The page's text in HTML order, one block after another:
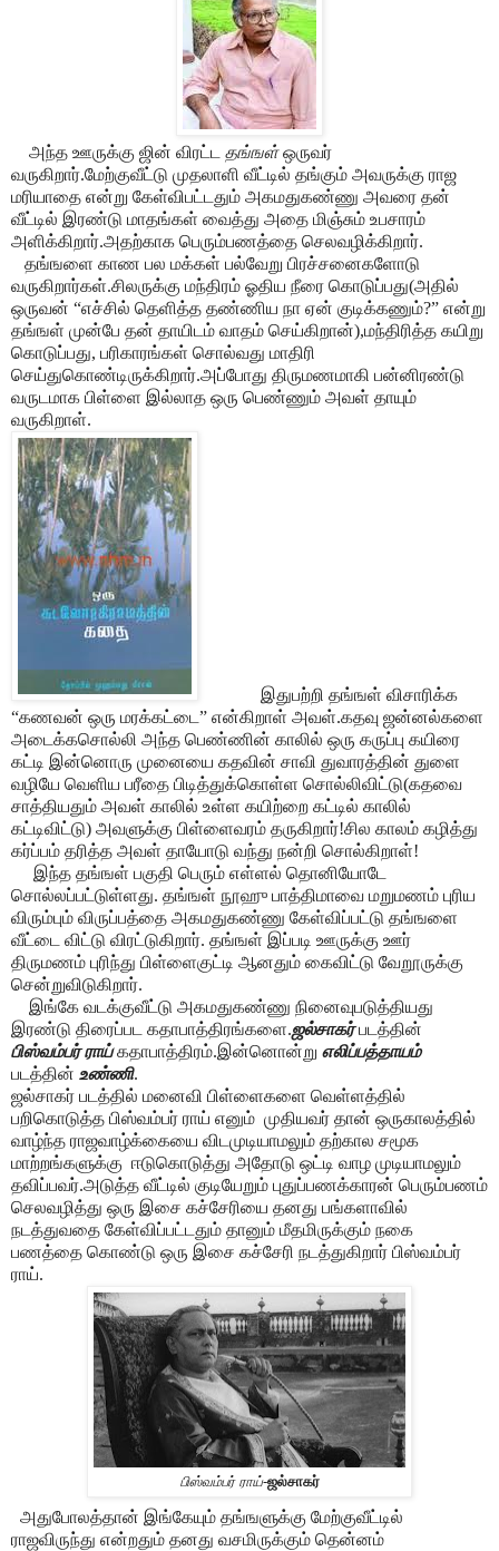
அந்த ஊருக்கு ஜின் விரட்ட தங்ஙள்ஒருவர்
வருகிறார்.மேற்குவீட்டு முதலாளி வீட்டில் தங்கும் அவருக்கு ராஜ
மரியாதை என்று கேள்விபட்டதும் அகமதுகண்ணு அவரை தன்
வீட்டில் இரண்டு மாதங்கள் வைத்து அதை மிஞ்சும் உபசாரம்
அளிக்கிறார்.அதற்காக பெரும்பணத்தை செலவழிக்கிறார்.
தங்ஙளை காண பல மக்கள் பல்வேறு பிரச்சனைகளோடு
வருகிறார்கள்.சிலருக்கு மந்திரம் ஓதிய நீரை கொடுப்பது(அதில்
ஒருவன் “எச்சில் தெளித்த தண்ணிய நா ஏன் குடிக்கணும்?” என்று
தங்ஙள் முன்பே தன் தாயிடம் வாதம் செய்கிறான்),மந்திரித்த கயிறு
கொடுப்பது, பரிகாரங்கள் சொல்வது மாதிரி
செய்துகொண்டிருக்கிறார்.அப்போது திருமணமாகி பன்னிரண்டு
வருடமாக பிள்ளை இல்லாத ஒரு பெண்ணும் அவள் தாயும்
வருகிறாள்.
இதுபற்றி தங்ஙள் விசாரிக்க
“கணவன் ஒரு மரக்கட்டை” என்கிறாள் அவள்.கதவு ஜன்னல்களை
அடைக்கசொல்லி அந்த பெண்ணின் காலில் ஒரு கருப்பு கயிரை
கட்டி இன்னொரு முனையை கதவின் சாவி துவாரத்தின் துளை
வழியே வெளிய பரீதை பிடித்துக்கொள்ள சொல்லிவிட்டு(கதவை
சாத்தியதும் அவள் காலில் உள்ள கயிற்றை கட்டில் காலில்
கட்டிவிட்டு) அவளுக்கு பிள்ளைவரம் தருகிறார்!சில காலம் கழித்து
கர்ப்பம் தரித்த அவள் தாயோடு வந்து நன்றி சொல்கிறாள்!
இந்த தங்ஙள் பகுதி பெரும் எள்ளல் தொனியோடே
சொல்லப்பட்டுள்ளது. தங்ஙள் நூஹு பாத்திமாவை மறுமணம் புரிய
விரும்பும் விருப்பத்தை அகமதுகண்ணு கேள்விப்பட்டு தங்ஙளை
வீட்டை விட்டு விரட்டுகிறார். தங்ஙள் இப்படி ஊருக்கு ஊர்
திருமணம் புரிந்து பிள்ளைகுட்டி ஆனதும் கைவிட்டு வேறூருக்கு
சென்றுவிடுகிறார்.
இங்கே வடக்குவீட்டு அகமதுகண்ணு நினைவுபடுத்தியது
இரண்டு திரைப்பட கதாபாத்திரங்களை.ஜல்சாகர்படத்தின்
பிஸ்வம்பர் ராய் கதாபாத்திரம்.இன்னொன்று எலிப்பத்தாயம்
படத்தின் உண்ணி.
ஜல்சாகர் படத்தில் மனைவி பிள்ளைகளை வெள்ளத்தில்
பறிகொடுத்த பிஸ்வம்பர் ராய் எனும் முதியவர் தான் ஒருகாலத்தில்
வாழ்ந்த ராஜவாழ்க்கையை விடமுடியாமலும் தற்கால சமூக
மாற்றங்களுக்கு ஈடுகொடுத்து அதோடு ஒட்டி வாழ முடியாமலும்
தவிப்பவர்.அடுத்த வீட்டில் குடியேறும் புதுப்பணக்காரன் பெரும்பணம்
செலவழித்து ஒரு இசை கச்சேரியை தனது பங்களாவில்
நடத்துவதை கேள்விப்பட்டதும் தானும் மீதமிருக்கும் நகை
பணத்தை கொண்டு ஒரு இசை கச்சேரி நடத்துகிறார் பிஸ்வம்பர்
ராய்.
பிஸ்வம்பர் ராய்-ஜல்சாகர்
அதுபோலத்தான் இங்கேயும் தங்ஙளுக்கு மேற்குவீட்டில்
ராஜவிருந்து என்றதும் தனது வசமிருக்கும் தென்னம்